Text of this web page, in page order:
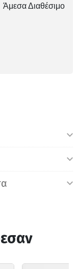
Άμεσα Διαθέσιμο